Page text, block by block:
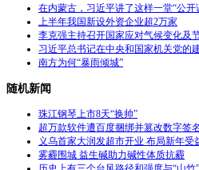
在内蒙古，习近平讲了这样一堂“公开
上半年我国新设外资企业超2万家
李克强主持召开国家应对气候变化及
习近平总书记在中央和国家机关党的
南方为何“暴雨倾城”
随机新闻
珠江钢琴上市8天“换帅”
超万款软件遭百度捆绑并篡改数字签名
义乌首家大润发超市开业 布局新年受
雾霾围城 益生碱助力碱性体质抗霾